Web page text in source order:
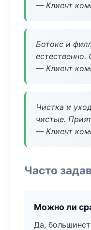
— Клиент
Ботокс и
естественно.
— Клиент
Чистка и
чистые.
— Клиент
Часто
Можно ли
Да,